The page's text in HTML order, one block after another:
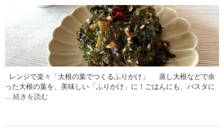
レンジで楽々「大根の葉でつくるふりかけ」 蒸し大根などで余
った大根の葉を、美味しい「ふりかけ」に！ごはんにも、パスタに
… 続きを読む